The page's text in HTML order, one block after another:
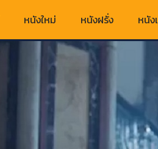
หนังใหม่ หนังฝรั่ง หนัง